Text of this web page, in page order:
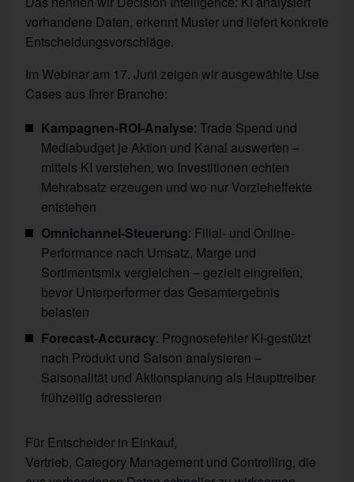
vorhandene Daten, erkennt Muster und liefert konkrete
Entscheidungsvorschläge.
Im Webinar am 17. Juni zeigen wir ausgewählte Use
Cases aus Ihrer Branche:
Kampagnen-ROI-Analyse: Trade Spend und
Mediabudget je Aktion und Kanal auswerten –
mittels KI verstehen, wo Investitionen echten
Mehrabsatz erzeugen und wo nur Vorzieheffekte
entstehen
Omnichannel-Steuerung: Filial- und Online-
Performance nach Umsatz, Marge und
Sortimentsmix vergleichen – gezielt eingreifen,
bevor Unterperformer das Gesamtergebnis
belasten
Forecast-Accuracy: Prognosefehler KI-gestützt
nach Produkt und Saison analysieren –
Saisonalität und Aktionsplanung als Haupttreiber
frühzeitig adressieren
Für Entscheider in Einkauf,
Vertrieb, Category Management und Controlling, die